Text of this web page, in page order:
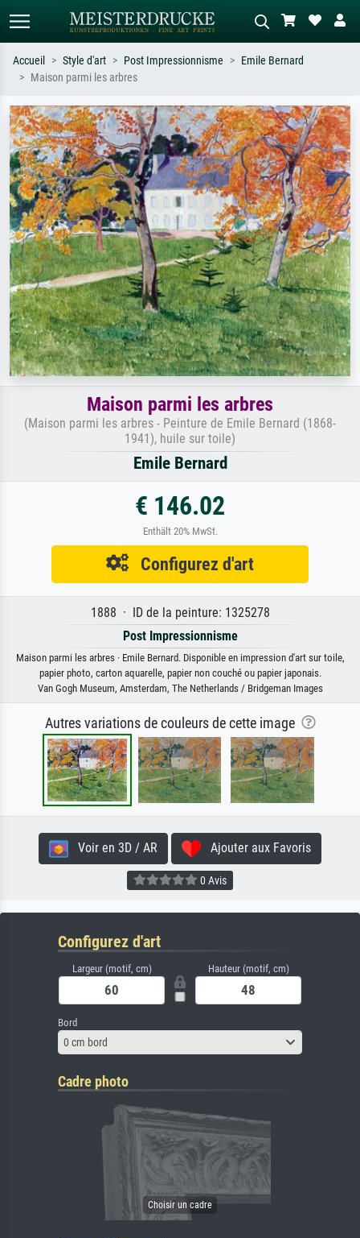
Recherchez par artiste, titre ou style –
ex. Monet, Nuit étoilée,
impressionnisme, vague de Hokusai,
nu.
Décrivez la scène – ex. prairie verte,
abstrait avec beaucoup de rouge,
tableau sombre, nu debout près d'un
arbre.
Accueil Style d'art Post Impressionnisme
Emile Bernard
Maison parmi les arbres
Maison parmi les arbres
(Maison parmi les arbres - Peinture de Emile Bernard (1868-
1941), huile sur toile)
Emile Bernard
€ 146.02
Enthält 20% MwSt.
Configurez d'art
1888 · ID de la peinture: 1325278
Post Impressionnisme
Maison parmi les arbres · Emile Bernard. Disponible en impression d'art sur toile,
papier photo, carton aquarelle, papier non couché ou papier japonais.
Van Gogh Museum, Amsterdam, The Netherlands / Bridgeman Images
Autres variations de couleurs de cette image
Voir en 3D / AR Ajouter aux Favoris
0 Avis
Configurez d'art
Largeur (motif, cm) Hauteur (motif, cm)
Bord
0 cm bord
Cadre photo